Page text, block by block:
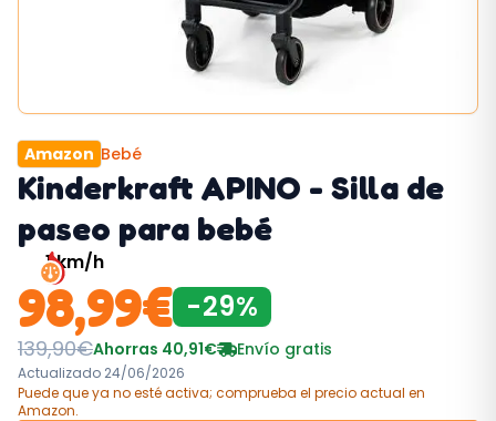
Amazon Bebé
Kinderkraft APINO - Silla de
paseo para bebé
1km/h
98,99€ -29%
139,90€Ahorras 40,91€ Envío gratis
Actualizado 24/06/2026
Puede que ya no esté activa; comprueba el precio actual en
Amazon.